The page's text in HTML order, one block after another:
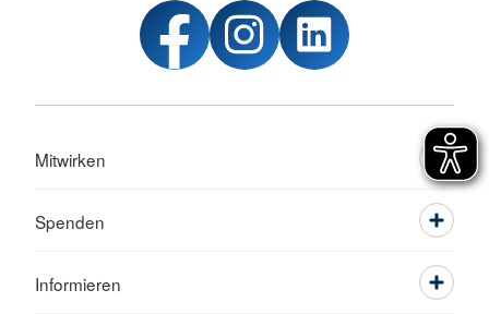
Mitwirken
Spenden
Informieren